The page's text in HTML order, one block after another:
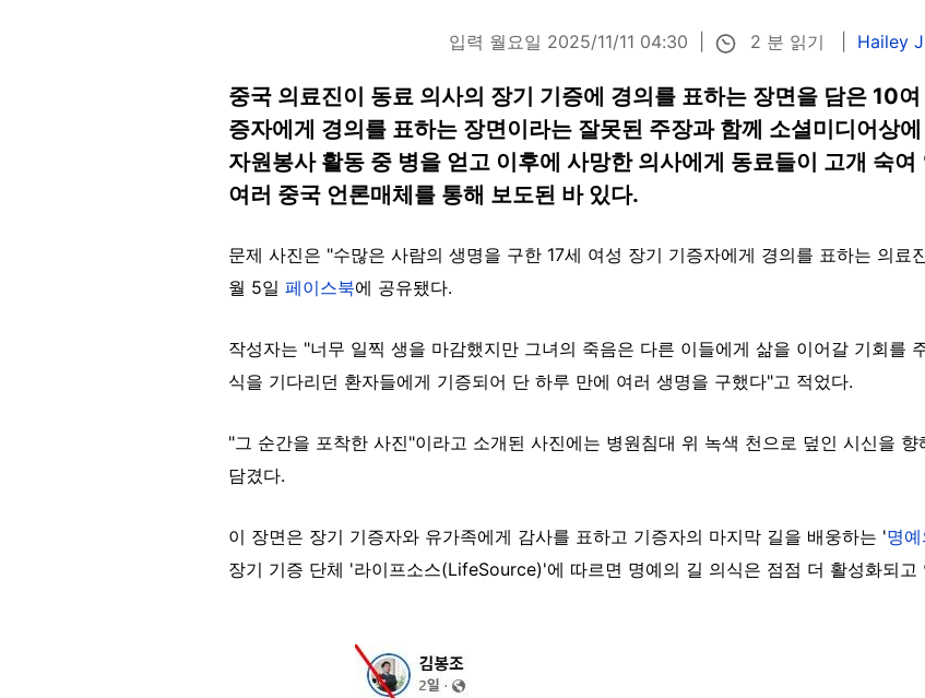
입력 월요일 2025/11/11 04:30 2 분 읽기 Hailey
중국 의료진이 동료 의사의 장기 기증에 경의를 표하는 장면을 담은 10
증자에게 경의를 표하는 장면이라는 잘못된 주장과 함께 소셜미디어상
자원봉사 활동 중 병을 얻고 이후에 사망한 의사에게 동료들이 고개 숙
여러 중국 언론매체를 통해 보도된 바 있다.
문제 사진은 "수많은 사람의 생명을 구한 17세 여성 장기 기증자에게 경의를 표하는 의료
월 5일 페이스북에 공유됐다.
작성자는 "너무 일찍 생을 마감했지만 그녀의 죽음은 다른 이들에게 삶을 이어갈 기회를
식을 기다리던 환자들에게 기증되어 단 하루 만에 여러 생명을 구했다"고 적었다.
"그 순간을 포착한 사진"이라고 소개된 사진에는 병원침대 위 녹색 천으로 덮인 시신을
담겼다.
이 장면은 장기 기증자와 유가족에게 감사를 표하고 기증자의 마지막 길을 배웅하는 '명
장기 기증 단체 '라이프소스(LifeSource)'에 따르면 명예의 길 의식은 점점 더 활성화되고